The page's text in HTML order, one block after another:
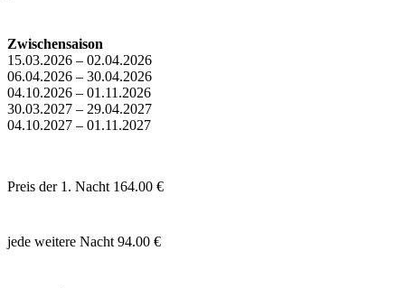
Zwischensaison
15.03.2026 – 02.04.2026
06.04.2026 – 30.04.2026
04.10.2026 – 01.11.2026
30.03.2027 – 29.04.2027
04.10.2027 – 01.11.2027
Preis der 1. Nacht 164.00 €
jede weitere Nacht 94.00 €